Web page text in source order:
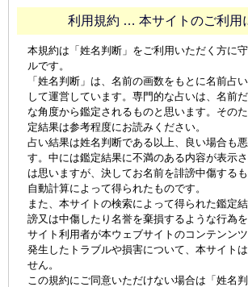
利用規約 … 本サイトのご利用
本規約は「姓名判断」をご利用いただく方に
ルです。
「姓名判断」は、名前の画数をもとに名前占
して運営しています。専門的な占いは、名前
な角度から鑑定されるものと思います。その
定結果は参考程度にお読みください。
占い結果は姓名判断である以上、良い場合も
す。中には鑑定結果に不満のある内容が表示
は思いますが、決してお名前を誹謗中傷する
自動計算によって得られたものです。
また、本サイトの検索によって得られた鑑定
謗又は中傷したり名誉を棄損するような行為を
サイト利用者が本ウェブサイトのコンテンン
発生したトラブルや損害について、本サイト
せん。
この規約にご同意いただけない場合は「姓名